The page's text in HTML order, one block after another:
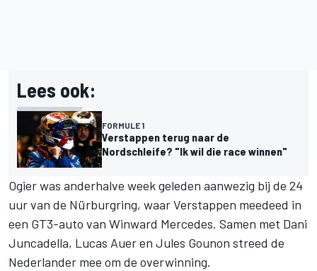
Lees ook:
FORMULE 1
Verstappen terug naar de
Nordschleife? "Ik wil die race winnen"
Ogier was anderhalve week geleden aanwezig bij de 24
uur van de Nürburgring, waar Verstappen meedeed in
een GT3-auto van Winward Mercedes. Samen met Dani
Juncadella, Lucas Auer en Jules Gounon streed de
Nederlander mee om de overwinning.